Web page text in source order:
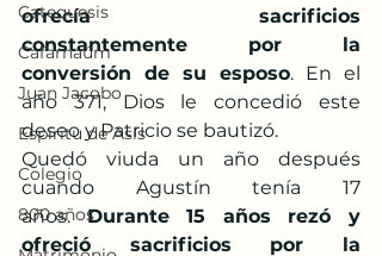
Catequesis
Cafarnaúm
Juan Jacobo
Espíritu de Asís
Colegio
800 años
ofrecía sacrificios
constantemente por la
conversión de su esposo. En el
año 371, Dios le concedió este
deseo y Patricio se bautizó.
Quedó viuda un año después
cuando Agustín tenía 17
años. Durante 15 años rezó y
ofreció sacrificios por la